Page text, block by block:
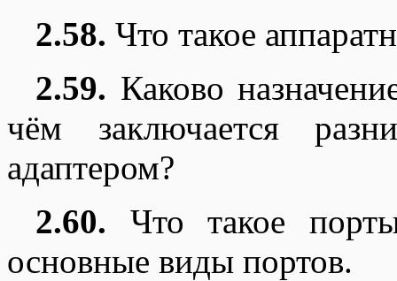
2.58. Что такое
2.59. Каково
чём заключается
адаптером?
2.60. Что такое порты
основные виды портов.